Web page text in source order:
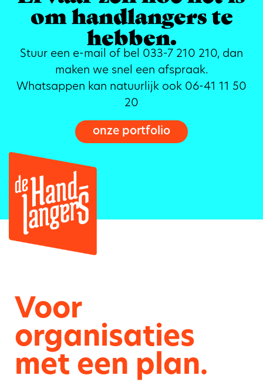
om handlangers te
hebben.
Stuur een e-mail of bel 033-7 210 210, dan
maken we snel een afspraak.
Whatsappen kan natuurlijk ook 06-41 11 50
20
onze portfolio
Voor
organisaties
met een plan.